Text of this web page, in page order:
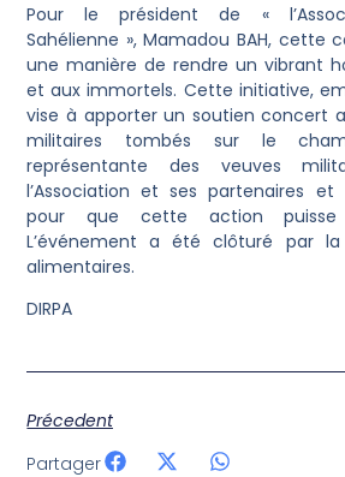
Pour le président de «
Sahélienne », Mamadou BAH, cette
une manière de rendre un vibrant
et aux immortels. Cette initiative,
vise à apporter un soutien concert
militaires tombés sur le
représentante des veuves
l’Association et ses partenaires
pour que cette action puisse
L’événement a été clôturé par
alimentaires.
DIRPA
Précedent
Partager